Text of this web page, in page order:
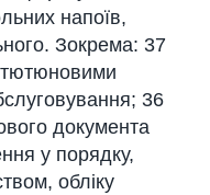
напоїв,
Зокрема: 37
тютюновими
36
документа
у порядку,
обліку